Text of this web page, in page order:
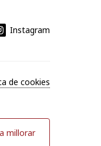
Instagram
de cookies
millorar